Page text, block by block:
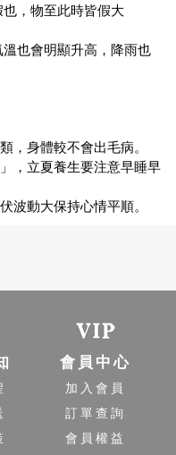
，物至此時皆假大
也會明顯升高，降雨也
，身體較不會出毛病。
，立夏養生要注意早睡早
波動大保持心情平順。
會員中心
加入會員
訂單查詢
會員權益